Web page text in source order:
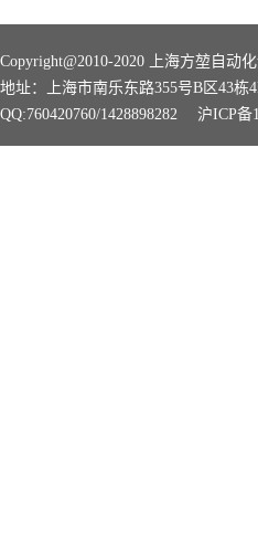
Copyright@2010-2020 上海方堃自动
地址：上海市南乐东路355号B区43
QQ:760420760/1428898282 沪ICP备